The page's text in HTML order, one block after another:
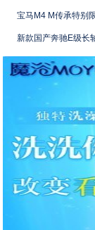
宝马M4 M传承特别
新款国产奔驰E级长